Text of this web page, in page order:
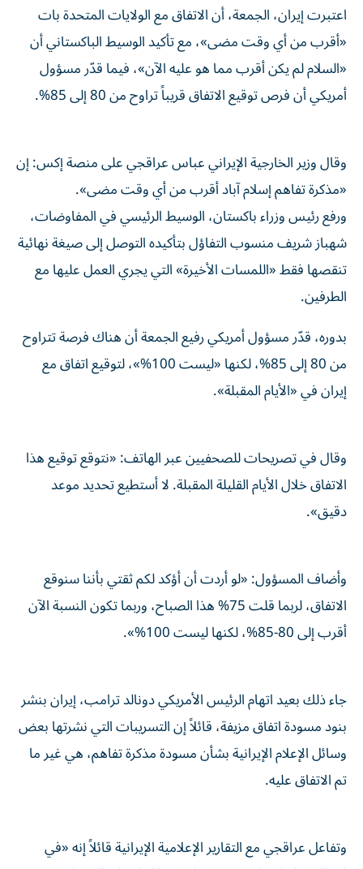
اعتبرت إيران، الجمعة، أن الاتفاق مع الولايات المتحدة بات
«أقرب من أي وقت مضى»، مع تأكيد الوسيط الباكستاني أن
«السلام لم يكن أقرب مما هو عليه الآن»، فيما قدّر مسؤول
أمريكي أن فرص توقيع الاتفاق قريباً تراوح من 80 إلى 85%.
وقال وزير الخارجية الإيراني عباس عراقجي على منصة إكس: إن
«مذكرة تفاهم إسلام آباد أقرب من أي وقت مضى».
ورفع رئيس وزراء باكستان، الوسيط الرئيسي في المفاوضات،
شهباز شريف منسوب التفاؤل بتأكيده التوصل إلى صيغة نهائية
تنقصها فقط «اللمسات الأخيرة» التي يجري العمل عليها مع
الطرفين.
بدوره، قدّر مسؤول أمريكي رفيع الجمعة أن هناك فرصة تتراوح
من 80 إلى 85%، لكنها «ليست 100%»، لتوقيع اتفاق مع
إيران في «الأيام المقبلة».
وقال في تصريحات للصحفيين عبر الهاتف: «نتوقع توقيع هذا
الاتفاق خلال الأيام القليلة المقبلة. لا أستطيع تحديد موعد
دقيق».
وأضاف المسؤول: «لو أردت أن أؤكد لكم ثقتي بأننا سنوقع
الاتفاق، لربما قلت 75% هذا الصباح، وربما تكون النسبة الآن
أقرب إلى 80-85%، لكنها ليست 100%».
جاء ذلك بعيد اتهام الرئيس الأمريكي دونالد ترامب، إيران بنشر
بنود مسودة اتفاق مزيفة، قائلاً إن التسريبات التي نشرتها بعض
وسائل الإعلام الإيرانية بشأن مسودة مذكرة تفاهم، هي غير ما
تم الاتفاق عليه.
وتفاعل عراقجي مع التقارير الإعلامية الإيرانية قائلاً إنه «في